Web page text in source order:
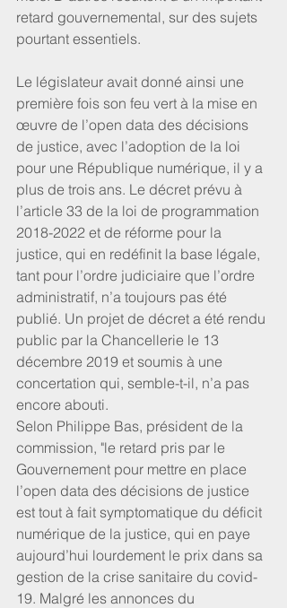
retard gouvernemental, sur des sujets
pourtant essentiels.
Le législateur avait donné ainsi une
première fois son feu vert à la mise en
œuvre de l’open data des décisions
de justice, avec l’adoption de la loi
pour une République numérique, il y a
plus de trois ans. Le décret prévu à
l’article 33 de la loi de programmation
2018-2022 et de réforme pour la
justice, qui en redéfinit la base légale,
tant pour l’ordre judiciaire que l’ordre
administratif, n’a toujours pas été
publié. Un projet de décret a été rendu
public par la Chancellerie le 13
décembre 2019 et soumis à une
concertation qui, semble-t-il, n’a pas
encore abouti.
Selon Philippe Bas, président de la
commission, "le retard pris par le
Gouvernement pour mettre en place
l’open data des décisions de justice
est tout à fait symptomatique du déficit
numérique de la justice, qui en paye
aujourd’hui lourdement le prix dans sa
gestion de la crise sanitaire du covid-
19. Malgré les annonces du